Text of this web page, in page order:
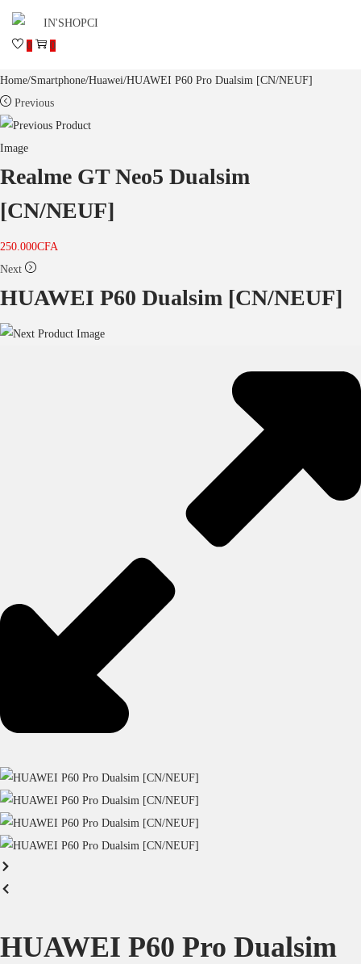
0 0
Home/Smartphone/Huawei/HUAWEI P60 Pro Dualsim [CN/NEUF]
Previous
Realme GT Neo5 Dualsim
[CN/NEUF]
250.000CFA
Next
HUAWEI P60 Dualsim [CN/NEUF]
HUAWEI P60 Pro Dualsim